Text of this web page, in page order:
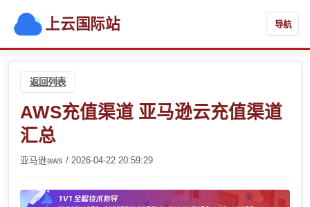
上云国际站 导航
返回列表
AWS充值渠道 亚马逊云充值渠道
汇总
亚马逊aws / 2026-04-22 20:59:29